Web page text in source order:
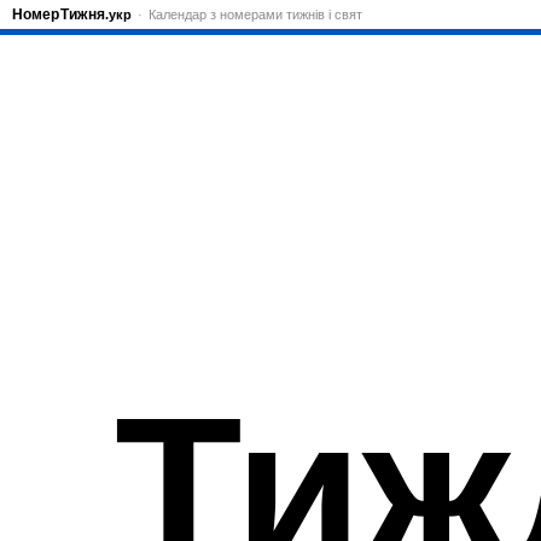
НомерТижня.укр Календар з номерами тижнів і свят